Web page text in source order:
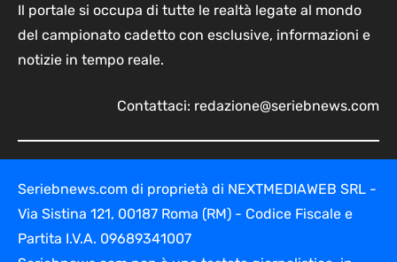
Il portale si occupa di tutte le realtà legate al mondo
del campionato cadetto con esclusive, informazioni e
notizie in tempo reale.
Contattaci: redazione@seriebnews.com
Seriebnews.com di proprietà di NEXTMEDIAWEB SRL -
Via Sistina 121, 00187 Roma (RM) - Codice Fiscale e
Partita I.V.A. 09689341007